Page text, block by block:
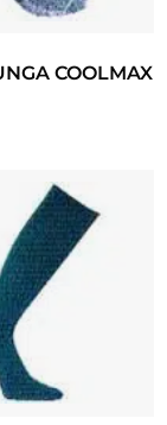
COOLMAX